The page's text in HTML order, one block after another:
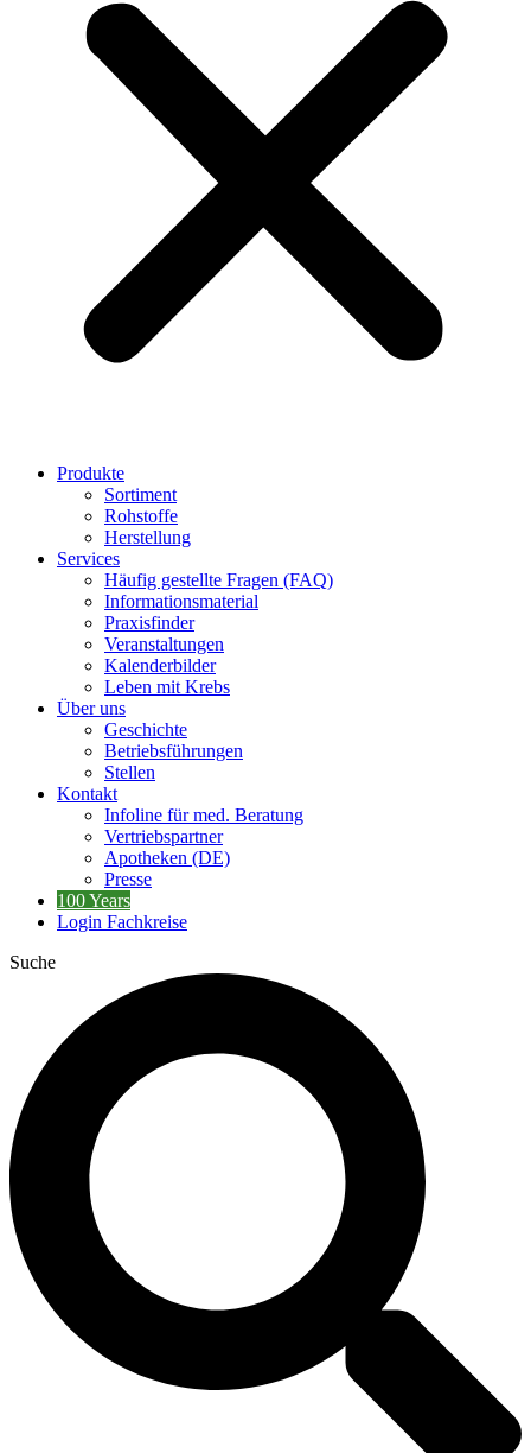
Produkte
Sortiment
Rohstoffe
Herstellung
Services
Häufig gestellte Fragen (FAQ)
Informationsmaterial
Praxisfinder
Veranstaltungen
Kalenderbilder
Leben mit Krebs
Über uns
Geschichte
Betriebsführungen
Stellen
Kontakt
Infoline für med. Beratung
Vertriebspartner
Apotheken (DE)
Presse
100 Years
Login Fachkreise
Suche